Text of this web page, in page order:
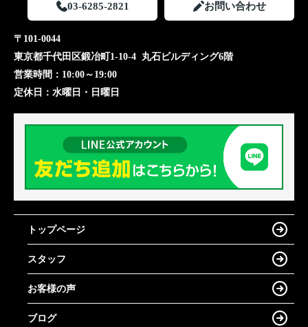
03-6285-2821 お問い合わせ
〒101-0044
東京都千代田区鍛冶町1-10-4 丸石ビルディング6階
営業時間： 10:00～19:00
定休日： 水曜日・日曜日
トップページ
スタッフ
お客様の声
ブログ